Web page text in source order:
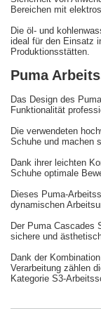
Bereichen mit
Die öl- und
ideal für den Einsatz
Produktionsstätten.
Puma
Das Design des
Funktionalität
Die verwendeten
Schuhe und machen
Dank ihrer leichten
Schuhe optimale
Dieses Puma-
dynamischen
Der Puma Cascades
sichere und
Dank der
Verarbeitung zählen
Kategorie S3-